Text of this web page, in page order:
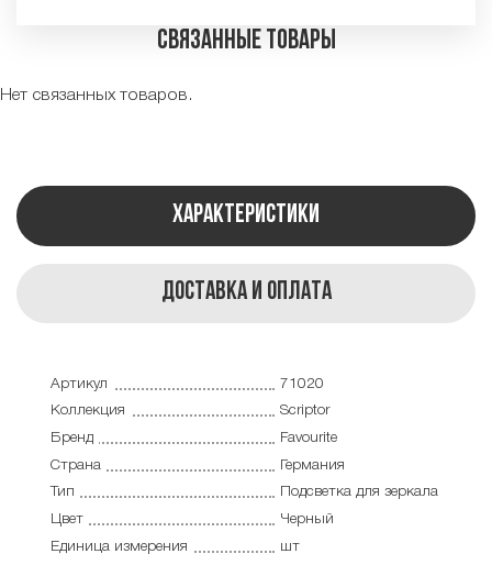
Связанные товары
Нет связанных товаров.
Характеристики
Доставка и оплата
Артикул
71020
Коллекция
Scriptor
Бренд
Favourite
Страна
Германия
Тип
Подсветка для зеркала
Цвет
Черный
Единица измерения
шт